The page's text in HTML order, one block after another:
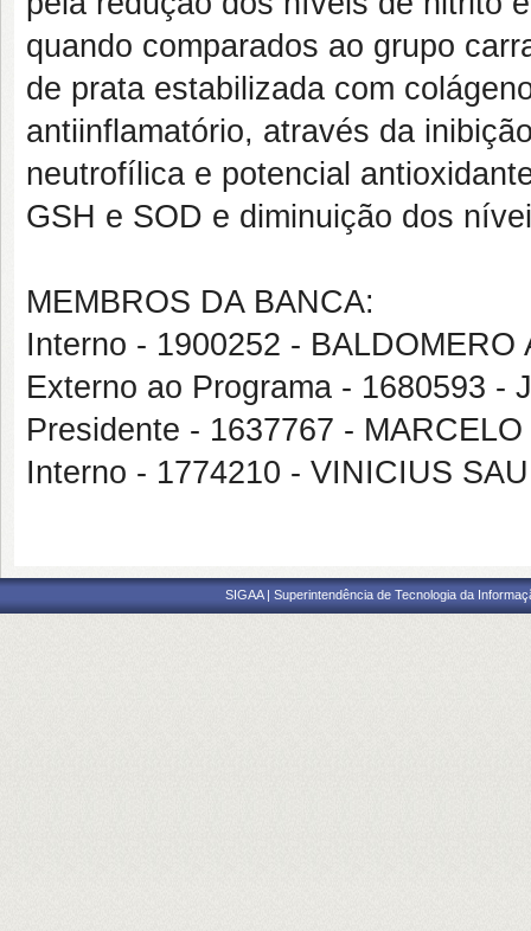
quando comparados ao grupo
de prata estabilizada com
antiinflamatório, através da
neutrofílica e potencial
GSH e SOD e diminuição dos
MEMBROS DA BANCA:
Interno - 1900252 - BALDOMERO
Externo ao Programa - 1680593 -
Presidente - 1637767 -
Interno - 1774210 - VINICIUS
SIGAA | Superintendência de Tecnologia da